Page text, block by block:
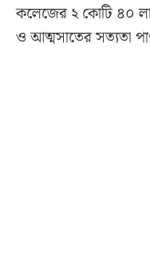
কলেজের ২ কোটি ৪০
ও আত্মসাতের সত্যতা